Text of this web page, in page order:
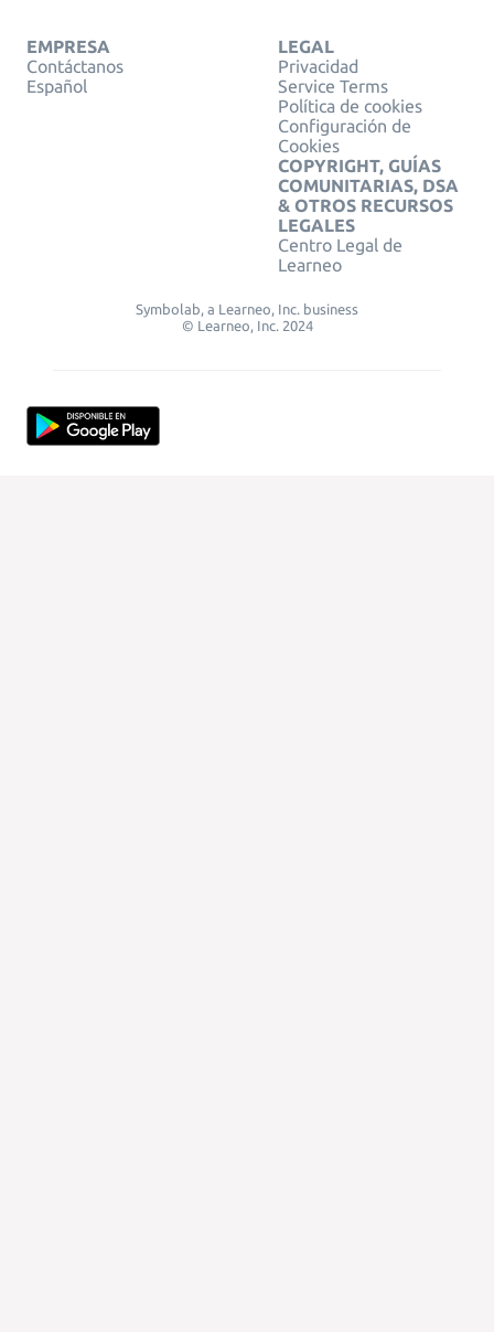
EMPRESA
Contáctanos
Español
LEGAL
Privacidad
Service Terms
Política de cookies
Configuración de
Cookies
COPYRIGHT, GUÍAS
COMUNITARIAS, DSA
& OTROS RECURSOS
LEGALES
Centro Legal de
Learneo
Symbolab, a Learneo, Inc. business
© Learneo, Inc. 2024